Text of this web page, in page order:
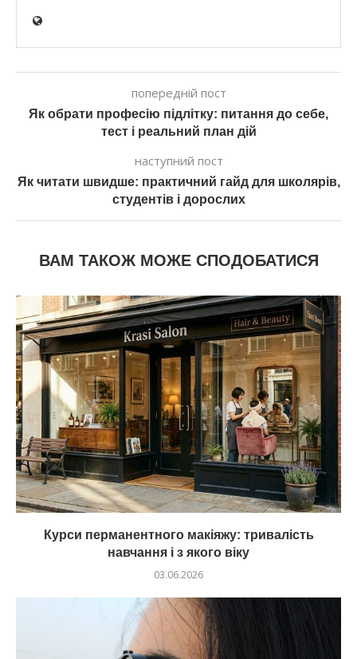
попередній пост
Як обрати професію підлітку: питання до себе,
тест і реальний план дій
наступний пост
Як читати швидше: практичний гайд для школярів,
студентів і дорослих
ВАМ ТАКОЖ МОЖЕ СПОДОБАТИСЯ
Курси перманентного макіяжу: тривалість
навчання і з якого віку
03.06.2026